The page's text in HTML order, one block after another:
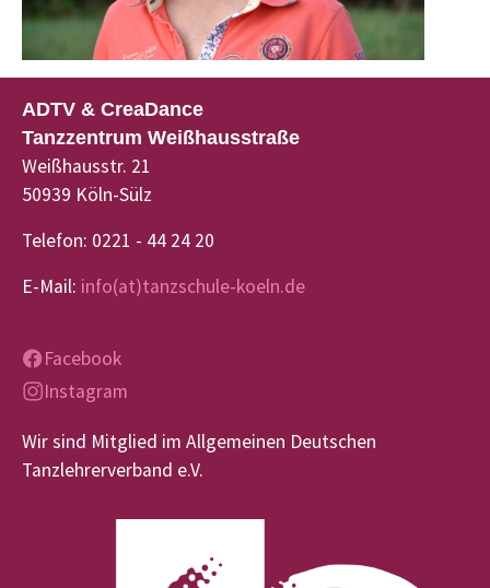
ADTV & CreaDance
Tanzzentrum Weißhausstraße
Weißhausstr. 21
50939 Köln-Sülz
Telefon: 0221 - 44 24 20
E-Mail: info(at)tanzschule-koeln.de
Facebook
Instagram
Wir sind Mitglied im Allgemeinen Deutschen
Tanzlehrerverband e.V.